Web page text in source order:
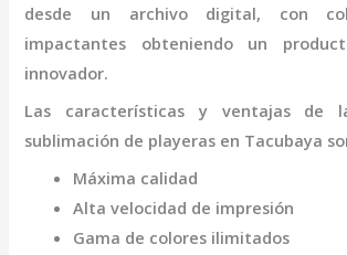
desde un archivo digital, con
impactantes obteniendo un
innovador.
Las características y ventajas de
sublimación de playeras en Tacubaya
Máxima calidad
Alta velocidad de impresión
Gama de colores ilimitados